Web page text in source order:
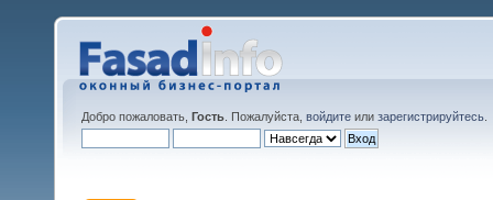
Добро пожаловать, Гость . Пожалуйста, войдите или зарегистрируйтесь